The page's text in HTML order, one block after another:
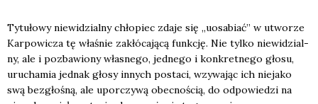
Tytu­ło­wy nie­wi­dzial­ny chło­piec zda­je się „uosa­biać” w utwo­rze
Kar­po­wi­cza tę wła­śnie zakłó­ca­ją­cą funk­cję. Nie tyl­ko nie­wi­dzial­
ny, ale i pozba­wio­ny wła­sne­go, jed­ne­go i kon­kret­ne­go gło­su,
uru­cha­mia jed­nak gło­sy innych posta­ci, wzy­wa­jąc ich nie­ja­ko
swą bez­gło­śną, ale upo­rczy­wą obec­no­ścią, do odpo­wie­dzi na